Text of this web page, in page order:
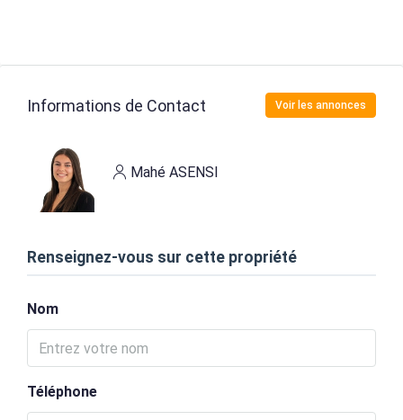
Informations de Contact Voir les annonces
Mahé ASENSI
Renseignez-vous sur cette propriété
Nom
Téléphone